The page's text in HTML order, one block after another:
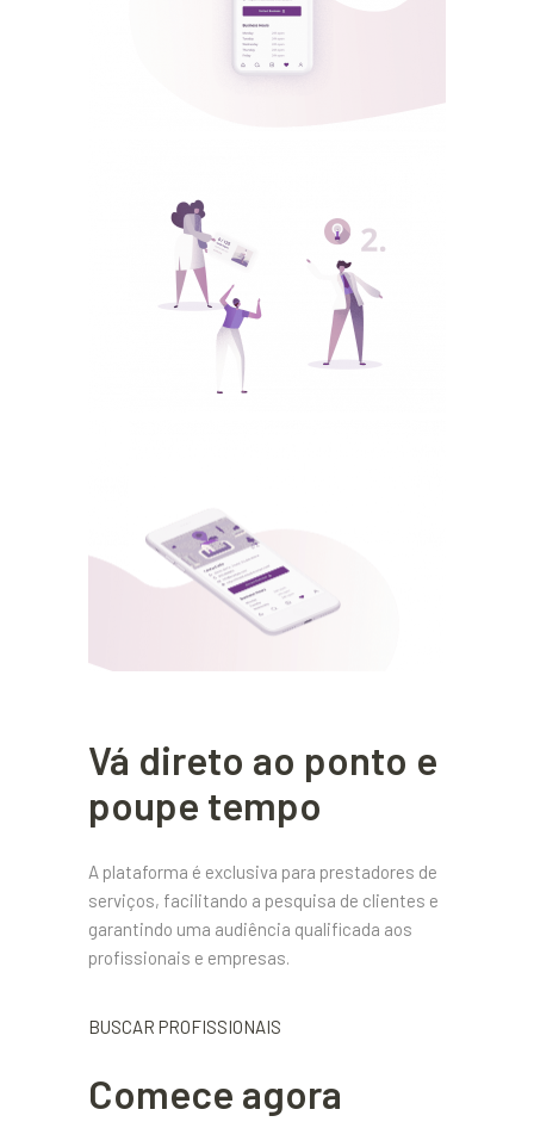
Vá direto ao ponto e
poupe tempo
A plataforma é exclusiva para prestadores de
serviços, facilitando a pesquisa de clientes e
garantindo uma audiência qualificada aos
profissionais e empresas.
BUSCAR PROFISSIONAIS
Comece agora